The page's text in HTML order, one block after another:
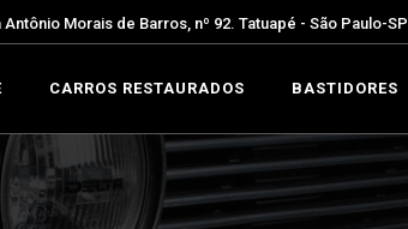
Antônio Morais de Barros, nº 92. Tatuapé - São Paulo-SP
CARROS RESTAURADOS BASTIDORES